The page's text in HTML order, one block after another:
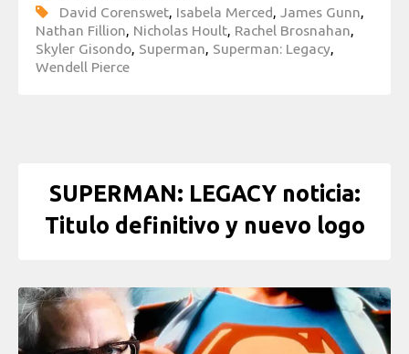
David Corenswet, Isabela Merced, James Gunn,
Nathan Fillion, Nicholas Hoult, Rachel Brosnahan,
Skyler Gisondo, Superman, Superman: Legacy,
Wendell Pierce
SUPERMAN: LEGACY noticia:
Titulo definitivo y nuevo logo